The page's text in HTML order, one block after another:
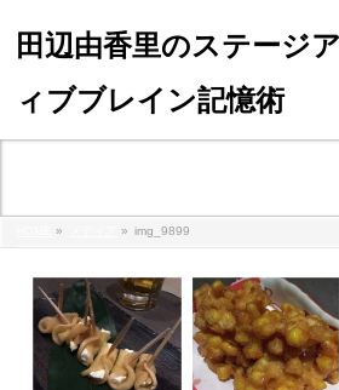
田辺由香里のステージ
ィブブレイン記憶術
» » img_9899